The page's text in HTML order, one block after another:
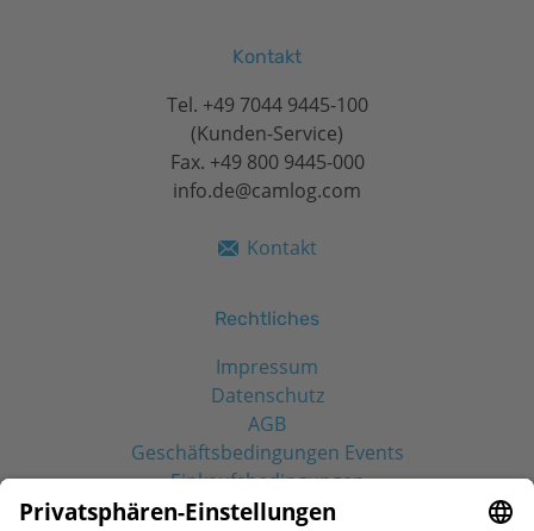
Kontakt
Tel. +49 7044 9445-100
(Kunden-Service)
Fax. +49 800 9445-000
info.de@camlog.com
Kontakt
Rechtliches
Impressum
Datenschutz
AGB
Geschäftsbedingungen Events
Einkaufsbedingungen